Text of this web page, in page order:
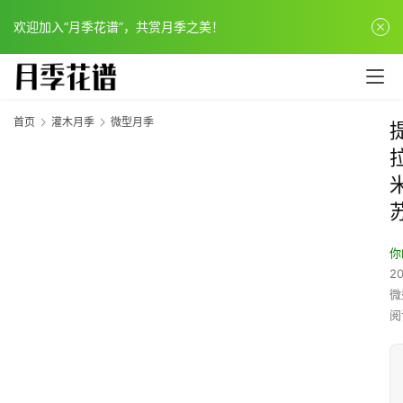
欢迎加入“月季花谱”，共赏月季之美！
首页 灌木月季 微型月季